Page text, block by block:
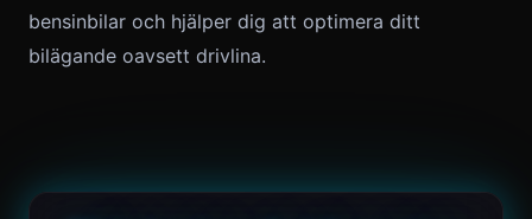
bensinbilar och hjälper dig att optimera ditt
bilägande oavsett drivlina.